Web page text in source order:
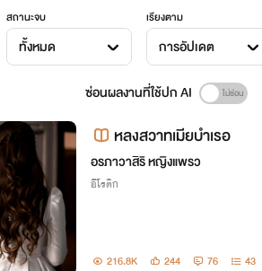
สถานะจบ
ทั้งหมด
เรียงตาม
การอัปเดต
ซ่อนผลงานที่ใช้ปก AI
หลงสวาทเมียบำเรอ
อรภาวาสิริ หญิงแพรว
อีโรติก
216.8K 244 76 43